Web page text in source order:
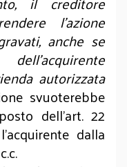
l’azione
anche se
autorizzata
svuoterebbe
dell’art. 22
dalla